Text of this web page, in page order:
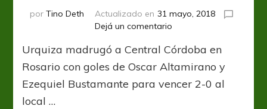
por Tino Deth Actualizado en 31 mayo, 2018
Dejá un comentario
Jota
metió
batacazo
Urquiza madrugó a Central Córdoba en
Rosario con goles de Oscar Altamirano y
Ezequiel Bustamante para vencer 2-0 al
local …